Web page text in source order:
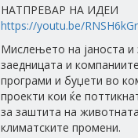
НАТПРЕВАР НА ИДЕИ
https://youtu.be/
Мислењето на јаноста и
заедницата и
програми и буџети во
проекти кои ќе
за заштита на
климатските промени.